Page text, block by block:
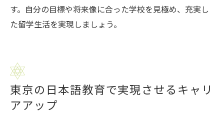
す。自分の目標や将来像に合った学校を見極め、充実し
た留学生活を実現しましょう。
東京の日本語教育で実現させるキャリ
アアップ